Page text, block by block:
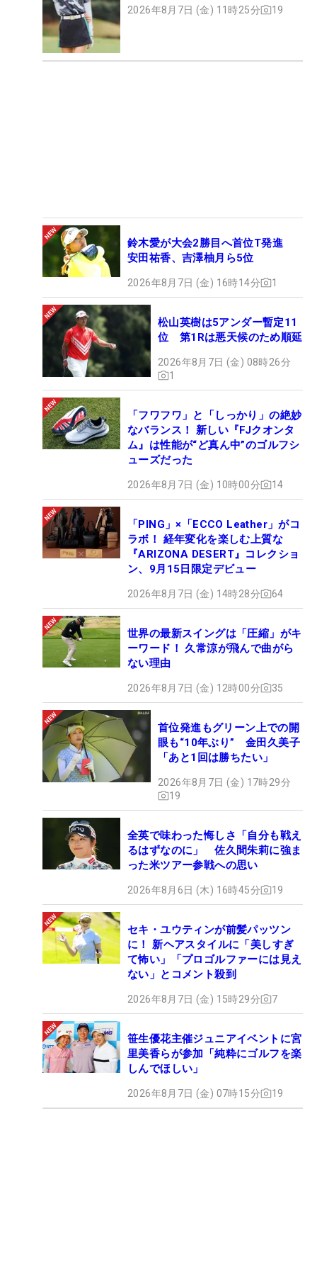
2026年8月7日 (金) 11時25分 19
鈴木愛が大会2勝目へ首位T発進
安田祐香、吉澤柚月ら5位
2026年8月7日 (金) 16時14分 1
松山英樹は5アンダー暫定11
位 第1Rは悪天候のため順延
2026年8月7日 (金) 08時26分
1
「フワフワ」と「しっかり」の絶妙
なバランス！ 新しい『FJクオンタ
ム』は性能が“ど真ん中”のゴルフシ
ューズだった
2026年8月7日 (金) 10時00分 14
「PING」×「ECCO Leather」がコ
ラボ！ 経年変化を楽しむ上質な
『ARIZONA DESERT』コレクショ
ン、9月15日限定デビュー
2026年8月7日 (金) 14時28分 64
世界の最新スイングは「圧縮」がキ
ーワード！ 久常涼が飛んで曲がら
ない理由
2026年8月7日 (金) 12時00分 35
首位発進もグリーン上での開
眼も“10年ぶり” 金田久美子
「あと1回は勝ちたい」
2026年8月7日 (金) 17時29分
19
全英で味わった悔しさ「自分も戦え
るはずなのに」 佐久間朱莉に強ま
った米ツアー参戦への思い
2026年8月6日 (木) 16時45分 19
セキ・ユウティンが前髪パッツン
に！ 新ヘアスタイルに「美しすぎ
て怖い」「プロゴルファーには見え
ない」とコメント殺到
2026年8月7日 (金) 15時29分 7
笹生優花主催ジュニアイベントに宮
里美香らが参加「純粋にゴルフを楽
しんでほしい」
2026年8月7日 (金) 07時15分 19